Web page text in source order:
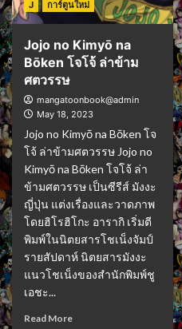
J การ์ตูนใหม่
Jojo no Kimyō na
Bōken โจโจ้ ล่าข้าม
ศตวรรษ
mangatoonbook@admin
May 18, 2023
Jojo no Kimyō na Bōken โจ
โจ้ ล่าข้ามศตวรรษ Jojo no
Kimyō na Bōken โจโจ้ ล่า
ข้ามศตวรรษ เป็นซีรีส์ มังงะ
ญี่ปุ่น แต่งเรื่องและวาดภาพ
โดยฮิโรฮิโกะ อารากิ เริ่มตี
พิมพ์ในนิตยสารโชเน็งจัมป์
รายสัปดาห์ นิตยสารมังงะ
แนวโชเน็งของสำนักพิมพ์ชู
เอชะ...
Read More